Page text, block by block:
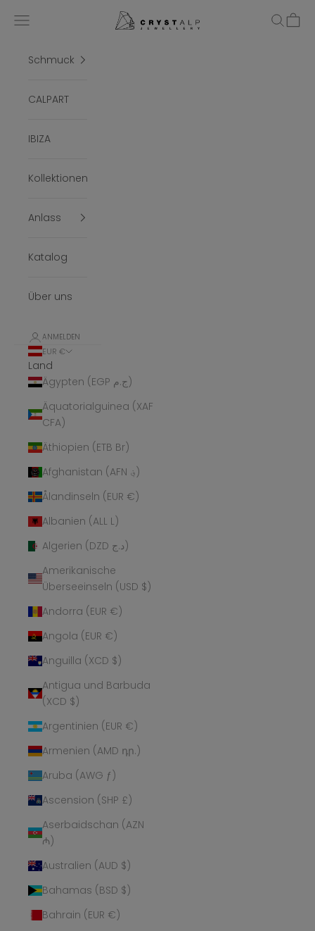
crystalpjewelry
Menü Suchen
Schmuck
CALPART
IBIZA
Kollektionen
Anlass
Katalog
Über uns
ANMELDEN
EUR €
Land
Ägypten (EGP ج.م)
Äquatorialguinea (XAF
CFA)
Äthiopien (ETB Br)
Afghanistan (AFN ؋)
Ålandinseln (EUR €)
Albanien (ALL L)
Algerien (DZD د.ج)
Amerikanische
Überseeinseln (USD $)
Andorra (EUR €)
Angola (EUR €)
Anguilla (XCD $)
Antigua und Barbuda
(XCD $)
Argentinien (EUR €)
Armenien (AMD դր.)
Aruba (AWG ƒ)
Ascension (SHP £)
Aserbaidschan (AZN
₼)
Australien (AUD $)
Bahamas (BSD $)
Bahrain (EUR €)